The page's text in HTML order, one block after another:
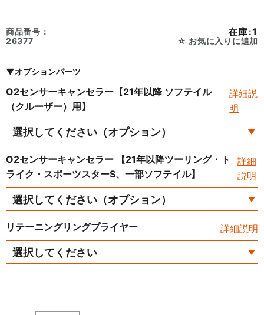
商品番号：
26377
在庫:1
お気に入りに追加
▼オプションパーツ
O2センサーキャンセラー【21年以降 ソフテイル
（クルーザー）用】
詳細説
明
O2センサーキャンセラー 【21年以降ツーリング・ト
ライク・スポーツスターS、一部ソフテイル】
詳細
説明
リテーニングリングプライヤー 詳細説明